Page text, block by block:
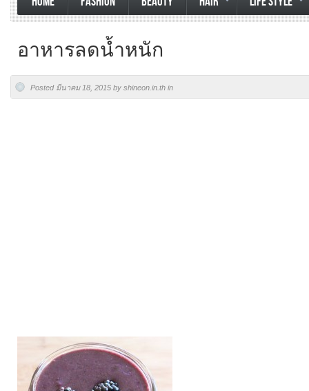
อาหารลดน้ำหนัก
Posted มีนาคม 18, 2015 by shineon.in.th in